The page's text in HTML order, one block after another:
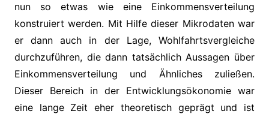
nun so etwas wie eine Einkommensverteilung
konstruiert werden. Mit Hilfe dieser Mikrodaten war
er dann auch in der Lage, Wohlfahrtsvergleiche
durchzuführen, die dann tatsächlich Aussagen über
Einkommensverteilung und Ähnliches zuließen.
Dieser Bereich in der Entwicklungsökonomie war
eine lange Zeit eher theoretisch geprägt und ist